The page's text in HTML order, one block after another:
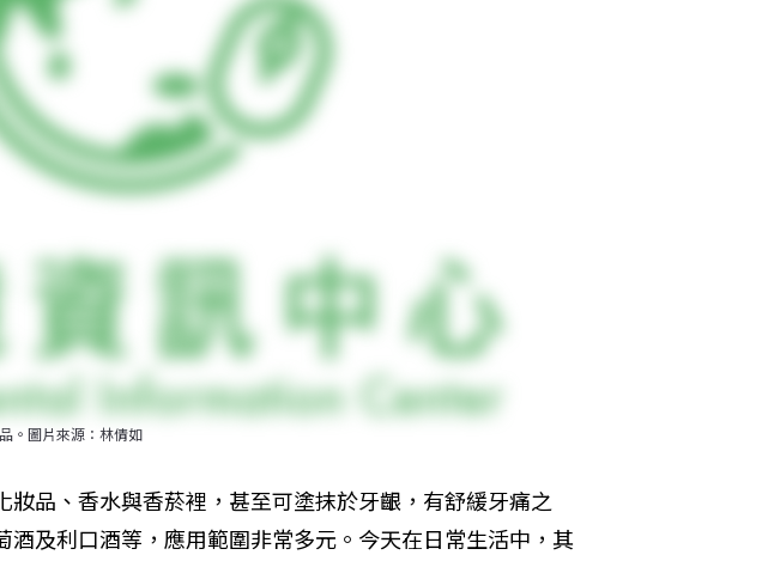
。圖片來源：林倩如
妝品、香水與香菸裡，甚至可塗抹於牙齦，有舒緩牙痛之
酒及利口酒等，應用範圍非常多元。今天在日常生活中，其